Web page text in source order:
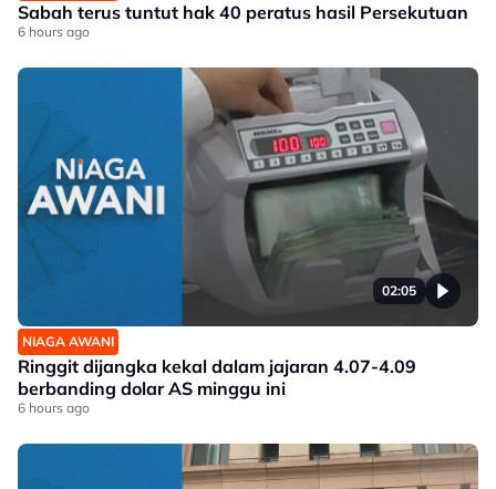
Sabah terus tuntut hak 40 peratus hasil Persekutuan
6 hours ago
02:05
NIAGA AWANI
Ringgit dijangka kekal dalam jajaran 4.07-4.09
berbanding dolar AS minggu ini
6 hours ago